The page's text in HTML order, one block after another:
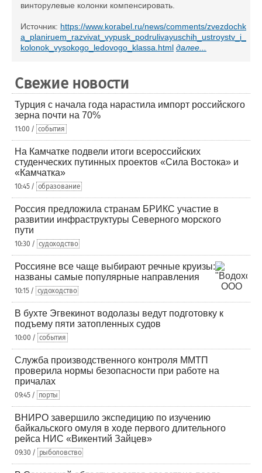
винторулевые колонки компенсировать.
Источник: https://www.korabel.ru/news/comments/zvezdochk
a_planiruem_razvivat_vypusk_podrulivayuschih_ustroystv_i_
kolonok_vysokogo_ledovogo_klassa.html далее...
Свежие новости
Турция с начала года нарастила импорт российского
зерна почти на 70%
11:00 / события
На Камчатке подвели итоги всероссийских
студенческих путинных проектов «Сила Востока» и
«Камчатка»
10:45 / образование
Россия предложила странам БРИКС участие в
развитии инфраструктуры Северного морского
пути
10:30 / судоходство
Россияне все чаще выбирают речные круизы:
названы самые популярные направления
10:15 / судоходство
В бухте Эгвекинот водолазы ведут подготовку к
подъему пяти затопленных судов
10:00 / события
Служба производственного контроля ММТП
проверила нормы безопасности при работе на
причалах
09:45 / порты
ВНИРО завершило экспедицию по изучению
байкальского омуля в ходе первого длительного
рейса НИС «Викентий Зайцев»
09:30 / рыболовство